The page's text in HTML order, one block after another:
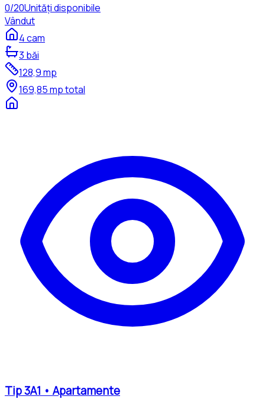
0/20Unități disponibile
Vândut
4cam
3 băi
128,9mp
169,85mp total
Tip3A1 • Apartamente